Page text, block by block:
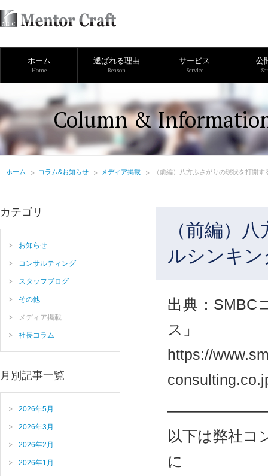
ホーム
Home
選ばれる理由
Reason
サービス
Service
公
Column &
ホーム コラム&お知らせ メディア掲載 （前編）八方ふさがりの現状を打開
（前編）
ルシンキン
出典：SMBC
ス」
https://
以下は弊社
に
カテゴリ
お知らせ
コンサルティング
スタッフブログ
その他
メディア掲載
社長コラム
月別記事一覧
2026年5月
2026年3月
2026年2月
2026年1月